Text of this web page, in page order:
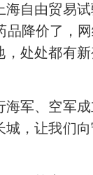
自由贸易
品降价了，
，处处都有
军、空军成
，让我们